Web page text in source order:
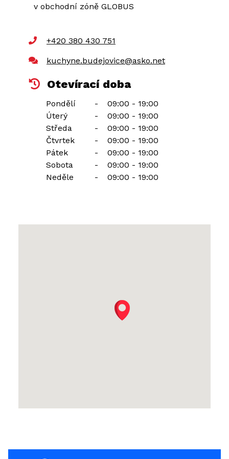
v obchodní zóně GLOBUS
+420 380 430 751
kuchyne.budejovice@asko.net
Otevírací doba
Pondělí -
09:00 - 19:00
Úterý
-
09:00 - 19:00
Středa
-
09:00 - 19:00
Čtvrtek
-
09:00 - 19:00
Pátek
-
09:00 - 19:00
Sobota
-
09:00 - 19:00
Neděle
- 09:00 - 19:00